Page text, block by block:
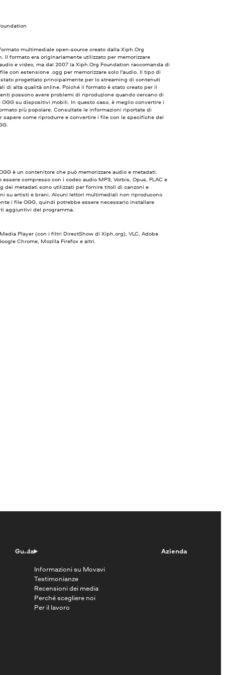
multimediale open-source creato dalla Xiph.Org
Il formato era originariamente utilizzato per memorizzare
e video, ma dal 2007 la Xiph.Org Foundation raccomanda di
con estensione .ogg per memorizzare solo l'audio. Il tipo di
stato progettato principalmente per lo streaming di contenuti
di alta qualità online. Poiché il formato è stato creato per il
possono avere problemi di riproduzione quando cercano di
OGG su dispositivi mobili. In questo caso, è meglio convertire i
più popolare. Consultate le informazioni riportate di
sapere come riprodurre e convertire i file con le specifiche del
è un contenitore che può memorizzare audio e metadati.
essere compresso con i codec audio MP3, Vorbis, Opus, FLAC e
dei metadati sono utilizzati per fornire titoli di canzoni e
su artisti e brani. Alcuni lettori multimediali non riproducono
i file OGG, quindi potrebbe essere necessario installare
aggiuntivi del programma.
Player (con i filtri DirectShow di Xiph.org), VLC, Adobe
Chrome, Mozilla Firefox e altri.
Guida
Azienda
Informazioni su Movavi
Testimonianze
Recensioni dei media
Perché scegliere noi
Per il lavoro